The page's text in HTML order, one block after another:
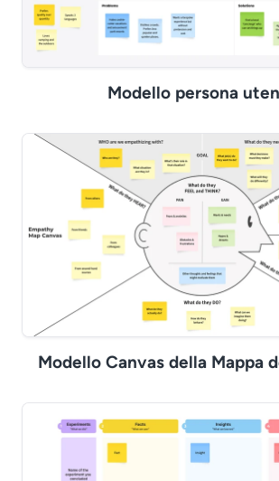
Modello persona
Modello Canvas della Mappa